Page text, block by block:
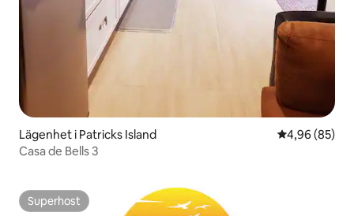
Lägenhet i Patricks Island 4,96 av 5 i
4,96 (85)
Casa de Bells 3
Superhost
Superhost